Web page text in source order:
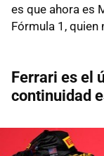
es que ahora es
Fórmula 1,
Ferrari es el
continuidad